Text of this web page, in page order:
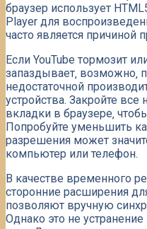
браузер использует
Player для
часто является причиной
Если YouTube тормозит
запаздывает‚ возможно‚
недостаточной
устройства. Закройте
вкладки в браузере‚
Попробуйте уменьшить
разрешения может
компьютер или телефон.
В качестве временного
сторонние расширения
позволяют вручную
Однако это не